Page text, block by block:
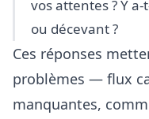
vos attentes ? Y
ou décevant ?
Ces réponses
problèmes — flux
manquantes,